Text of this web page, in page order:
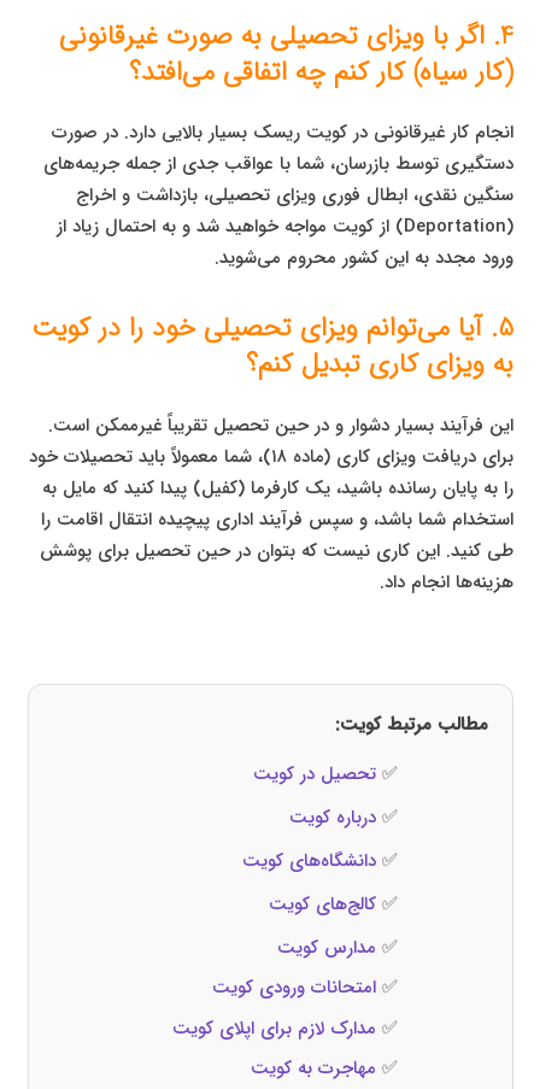
4. اگر با ویزای تحصیلی به صورت غیرقانونی
(کار سیاه) کار کنم چه اتفاقی می‌افتد؟
انجام کار غیرقانونی در کویت ریسک بسیار بالایی دارد. در صورت
دستگیری توسط بازرسان، شما با عواقب جدی از جمله جریمه‌های
سنگین نقدی، ابطال فوری ویزای تحصیلی، بازداشت و اخراج
(Deportation) از کویت مواجه خواهید شد و به احتمال زیاد از
ورود مجدد به این کشور محروم می‌شوید.
5. آیا می‌توانم ویزای تحصیلی خود را در کویت
به ویزای کاری تبدیل کنم؟
این فرآیند بسیار دشوار و در حین تحصیل تقریباً غیرممکن است.
برای دریافت ویزای کاری (ماده ۱۸)، شما معمولاً باید تحصیلات خود
را به پایان رسانده باشید، یک کارفرما (کفیل) پیدا کنید که مایل به
استخدام شما باشد، و سپس فرآیند اداری پیچیده انتقال اقامت را
طی کنید. این کاری نیست که بتوان در حین تحصیل برای پوشش
هزینه‌ها انجام داد.
مطالب مرتبط کویت:
✅تحصیل در کویت
✅درباره کویت
✅دانشگاه‌های کویت
✅کالج‌های کویت
✅ مدارس کویت
✅امتحانات ورودی کویت
✅ مدارک لازم برای اپلای کویت
✅ مهاجرت به کویت